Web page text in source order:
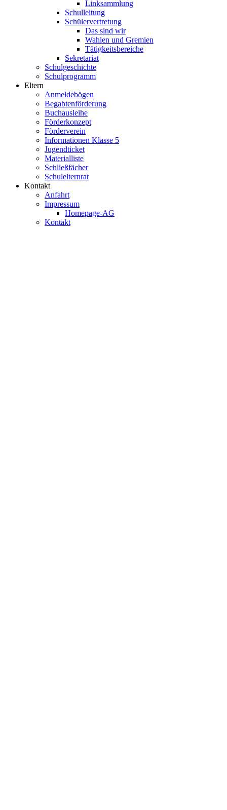
Linksammlung
Schulleitung
Schülervertretung
Das sind wir
Wahlen und Gremien
Tätigkeitsbereiche
Sekretariat
Schulgeschichte
Schulprogramm
Eltern
Anmeldebögen
Begabtenförderung
Buchausleihe
Förderkonzept
Förderverein
Informationen Klasse 5
Jugendticket
Materialliste
Schließfächer
Schulelternrat
Kontakt
Anfahrt
Impressum
Homepage-AG
Kontakt